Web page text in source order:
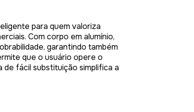
para quem valoriza
Com corpo em alumínio,
garantindo também
que o usuário opere o
de fácil substituição simplifica a